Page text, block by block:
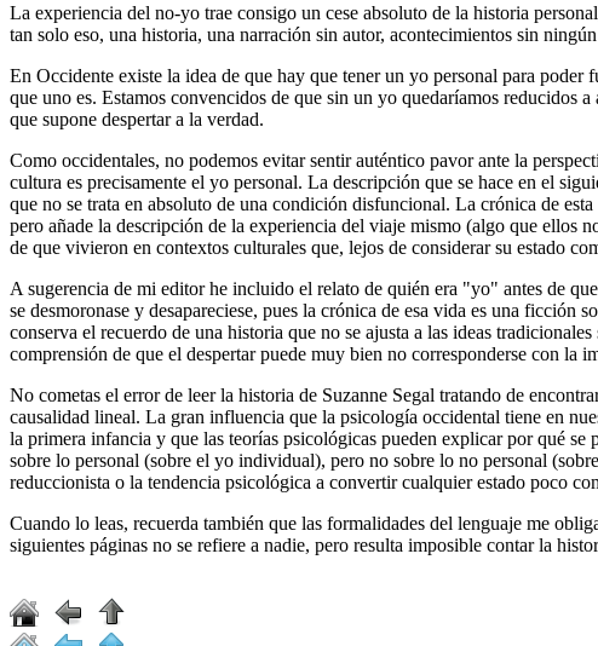
La experiencia del no-yo trae consigo un cese absoluto de la historia
tan solo eso, una historia, una narración sin autor, acontecimientos sin
En Occidente existe la idea de que hay que tener un yo personal para
que uno es. Estamos convencidos de que sin un yo quedaríamos reducidos
que supone despertar a la verdad.
Como occidentales, no podemos evitar sentir auténtico pavor ante la
cultura es precisamente el yo personal. La descripción que se hace en el
que no se trata en absoluto de una condición disfuncional. La crónica de
pero añade la descripción de la experiencia del viaje mismo (algo que ellos
de que vivieron en contextos culturales que, lejos de considerar su estado
A sugerencia de mi editor he incluido el relato de quién era "yo" antes de
se desmoronase y desapareciese, pues la crónica de esa vida es una
conserva el recuerdo de una historia que no se ajusta a las ideas
comprensión de que el despertar puede muy bien no corresponderse con la
No cometas el error de leer la historia de Suzanne Segal tratando de
causalidad lineal. La gran influencia que la psicología occidental tiene en
la primera infancia y que las teorías psicológicas pueden explicar por qué
sobre lo personal (sobre el yo individual), pero no sobre lo no personal
reduccionista o la tendencia psicológica a convertir cualquier estado poco
Cuando lo leas, recuerda también que las formalidades del lenguaje me
siguientes páginas no se refiere a nadie, pero resulta imposible contar la